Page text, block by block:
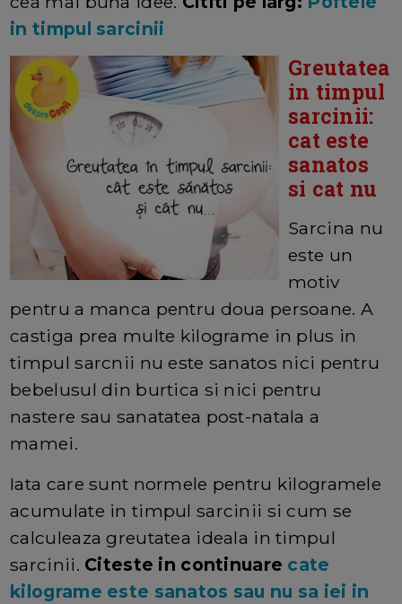
in timpul sarcinii
Greutatea
in timpul
sarcinii:
cat este
sanatos
si cat nu
Sarcina nu
este un
motiv
pentru a manca pentru doua persoane. A
castiga prea multe kilograme in plus in
timpul sarcnii nu este sanatos nici pentru
bebelusul din burtica si nici pentru
nastere sau sanatatea post-natala a
mamei.
Iata care sunt normele pentru kilogramele
acumulate in timpul sarcinii si cum se
calculeaza greutatea ideala in timpul
sarcinii. Citeste in continuare cate
kilograme este sanatos sau nu sa iei in